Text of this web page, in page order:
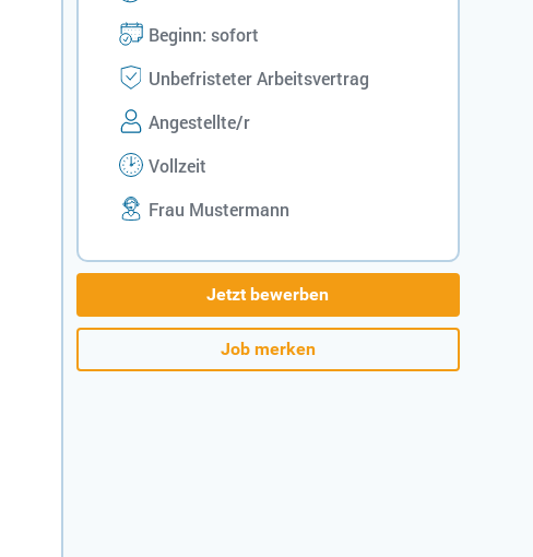
Beginn: sofort
Unbefristeter Arbeitsvertrag
Angestellte/r
Vollzeit
Frau Mustermann
Jetzt bewerben
Job merken